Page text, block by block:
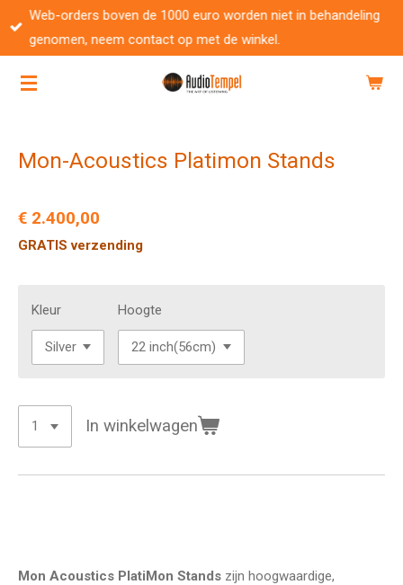
Ga
direct
de
Web-orders boven de 1000 euro worden niet in behandeling
genomen, neem contact op met de winkel.
Mon-Acoustics Platimon Stands
€ 2.400,00
GRATIS verzending
Kleur Hoogte
In winkelwagen
Mon Acoustics PlatiMon Stands zijn hoogwaardige,